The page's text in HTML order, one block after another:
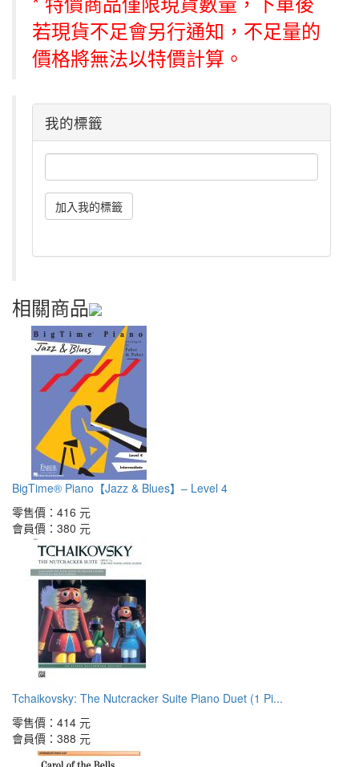
若現貨不足會另行通知，不足量的
價格將無法以特價計算。
我的標籤
相關商品
BigTime® Piano【Jazz & Blues】– Level 4
零售價： 416 元
會員價： 380 元
Tchaikovsky: The Nutcracker Suite Piano Duet (1 Pi...
零售價： 414 元
會員價： 388 元